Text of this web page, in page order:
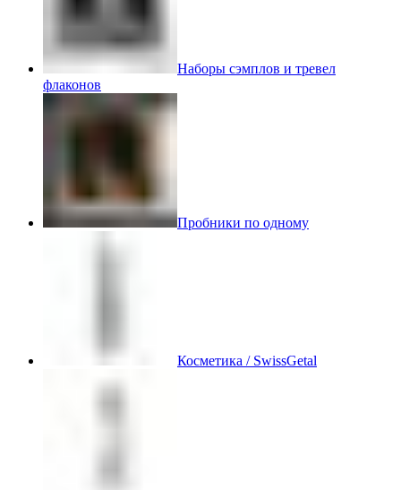
Наборы сэмплов и тревел
флаконов
Пробники по одному
Косметика / SwissGetal